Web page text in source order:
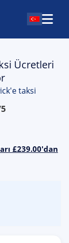
Ücretleri
taksi
5
£239.00'dan